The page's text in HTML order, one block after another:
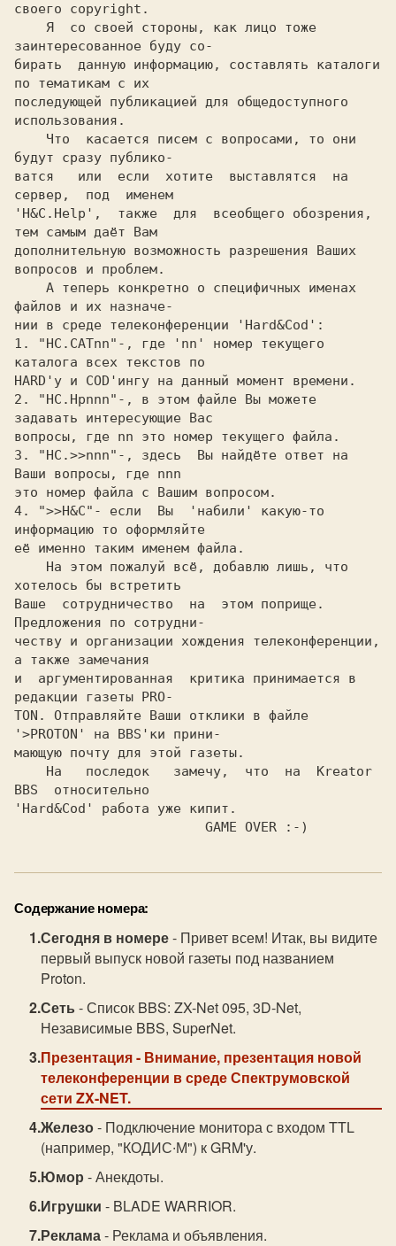
своего copyright.
заинтересованное буду со-
бирать  данную информацию, составлять каталоги
по тематикам с их
последующей публикацией для общедоступного
использования.
будут сразу публико-
ватся   или  если  хотите  выставлятся  на
сервер,  под  именем
'H&C.Help',  также  для  всеобщего обозрения,
тем самым даёт Вам
дополнительную возможность разрешения Ваших
вопросов и проблем.
файлов и их назначе-
нии в среде телеконференции 'Hard&Cod':
1. "HC.CATnn"-, где 'nn' номер текущего
каталога всех текстов по
HARD'у и COD'ингу на данный момент времени.
2. "HC.Hpnnn"-, в этом файле Вы можете
задавать интересующие Вас
вопросы, где nn это номер текущего файла.
3. "HC.>>nnn"-, здесь  Вы найдёте ответ на
Ваши вопросы, где nnn
это номер файла с Вашим вопросом.
4. ">>H&C"- если  Вы  'набили' какую-то
информацию то оформляйте
её именно таким именем файла.
хотелось бы встретить
Ваше  сотрудничество  на  этом поприще.
Предложения по сотрудни-
честву и организации хождения телеконференции,
а также замечания
и  аргументированная  критика принимается в
редакции газеты PRO-
TON. Отправляйте Ваши отклики в файле
'>PROTON' на BBS'ки прини-
мающую почту для этой газеты.
BBS  относительно
'Hard&Cod' работа уже кипит.
Содержание номера:
Сегодня в номере- Привет всем! Итак, вы видите
первый выпуск новой газеты под названием
Proton.
Сеть - Список BBS: ZX-Net 095, 3D-Net,
Независимые BBS, SuperNet.
Презентация- Внимание, презентация новой
телеконференции в среде Спектрумовской
сети ZX-NET.
Железо- Подключение монитора с входом TTL
(например, "КОДИС∙М") к GRM'у.
Юмор - Анекдоты.
Игрушки - BLADE WARRIOR.
Реклама- Реклама и объявления.